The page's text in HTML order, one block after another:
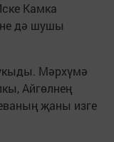
Камка
дә шушы
Мәрхүмә
Айгөлнең
җаны изге